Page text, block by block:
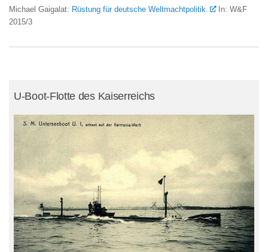
Michael Gaigalat: Rüstung für deutsche Weltmachtpolitik.
In: W&F
2015/3
U-Boot-Flotte des Kaiserreichs